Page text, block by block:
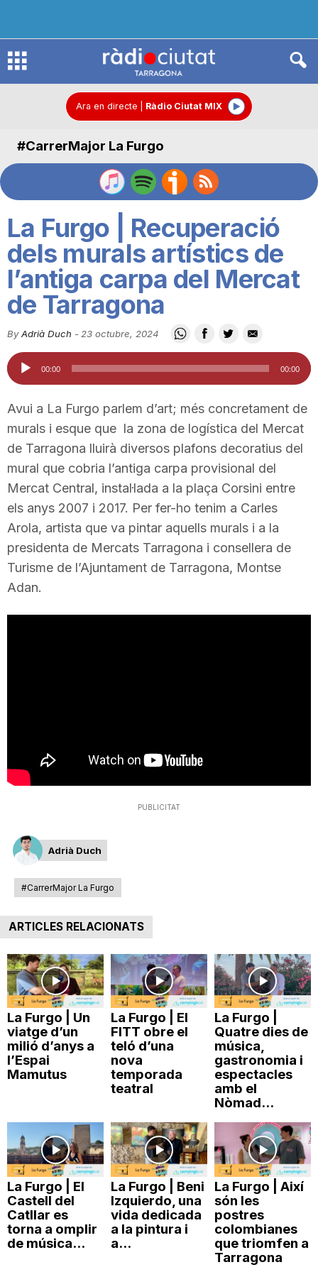
R
d
C
i
t
a
t
d
r
a
g
o
n
a
Ara en directe Ràdio Ciutat MIX
#CarrerMajor La Furgo
La Furgo | Recuperació
dels murals artístics de
l’antiga carpa del Mercat
de Tarragona
By Adrià Duch - 23 octubre, 2024
Reproductor
d'àudio
00:00 00:00
Avui a La Furgo parlem d’art; més concretament de
murals i esque que la zona de logística del Mercat
de Tarragona lluirà diversos plafons decoratius del
mural que cobria l’antiga carpa provisional del
Mercat Central, instal·lada a la plaça Corsini entre
els anys 2007 i 2017. Per fer-ho tenim a Carles
Arola, artista que va pintar aquells murals i a la
presidenta de Mercats Tarragona i consellera de
Turisme de l’Ajuntament de Tarragona, Montse
Adan.
PUBLICITAT
Adrià Duch
#CarrerMajor La Furgo
ARTICLES RELACIONATS
La Furgo | Un
viatge d’un
milió d’anys a
l’Espai
Mamutus
La Furgo | El
FITT obre el
teló d’una
nova
temporada
teatral
La Furgo |
Quatre dies de
música,
gastronomia i
espectacles
amb el
Nòmad...
La Furgo | El
Castell del
Catllar es
torna a omplir
de música...
La Furgo | Beni
Izquierdo, una
vida dedicada
a la pintura i
a...
La Furgo | Així
són les
postres
colombianes
que triomfen a
Tarragona